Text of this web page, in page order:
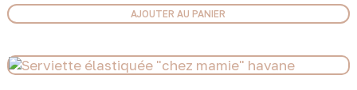
AJOUTER AU PANIER